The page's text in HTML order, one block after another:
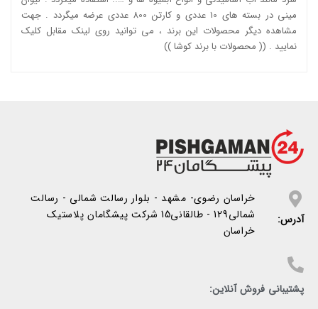
مینی در بسته های 10 عددی و کارتن 800 عددی عرضه میگردد . جهت
مشاهده دیگر محصولات این برند ، می توانید روی لینک مقابل کلیک
نمایید . (( محصولات با برند کوشا ))
آدرس:
خراسان رضوی- مشهد - بلوار رسالت شمالی - رسالت
شمالی129 - طالقانی15 شرکت پیشگامان پلاستیک
خراسان
پشتیبانی فروش آنلاین: